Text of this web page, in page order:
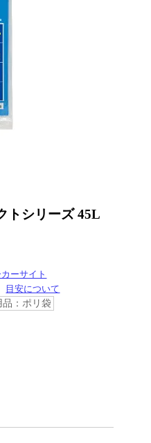
トシリーズ 45L
カーサイト
目安について
品：ポリ袋